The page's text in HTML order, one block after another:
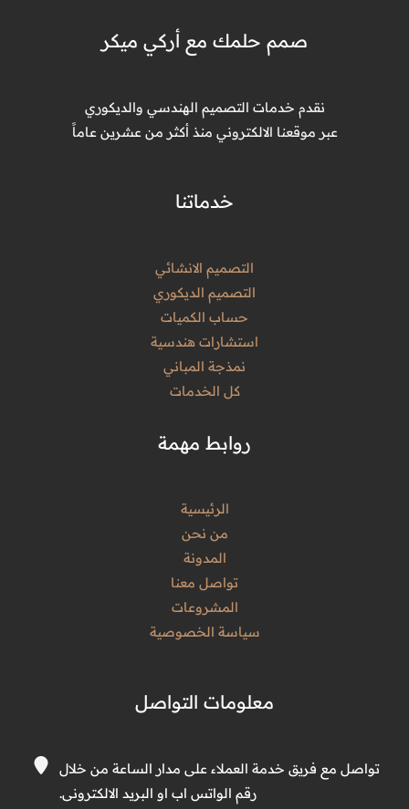
صمم حلمك مع أركي ميكر
نقدم خدمات التصميم الهندسي والديكوري
عبر موقعنا الالكتروني منذ أكثر من عشرين عاماً
خدماتنا
التصميم الانشائي
التصميم الديكوري
حساب الكميات
استشارات هندسية
نمذجة المباني
كل الخدمات
روابط مهمة
الرئيسية
من نحن
المدونة
تواصل معنا
المشروعات
سياسة الخصوصية
معلومات التواصل
تواصل مع فريق خدمة العملاء على مدار الساعة من خلال
رقم الواتس اب او البريد الالكترونى.